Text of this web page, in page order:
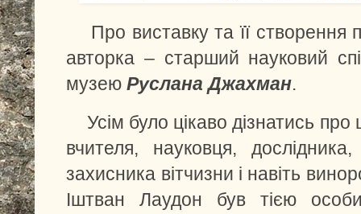
Про виставку та її створення
авторка – старший науковий
музеюРуслана Джахман.
Усім було цікаво дізнатись
вчителя, науковця,
захисника вітчизни і навіть
Іштван Лаудон був тією